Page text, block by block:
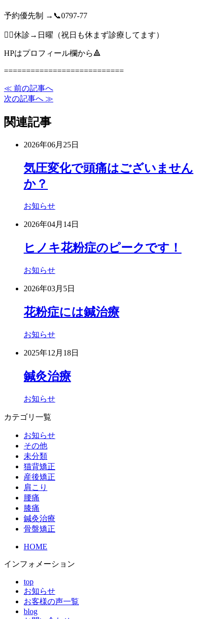
予約優先制 →📞0797-77
🙇‍♂️休診→日曜（祝日も休まず診療してます）
HPはプロフィール欄から🔺
===========================
≪ 前の記事へ
次の記事へ ≫
関連記事
2026年06月25日
気圧変化で頭痛はございません
か？
お知らせ
2026年04月14日
ヒノキ花粉症のピークです！
お知らせ
2026年03月5日
花粉症には鍼治療
お知らせ
2025年12月18日
鍼灸治療
お知らせ
カテゴリ一覧
お知らせ
その他
未分類
猫背矯正
産後矯正
肩こり
腰痛
膝痛
鍼灸治療
骨盤矯正
HOME
インフォメーション
top
お知らせ
お客様の声一覧
blog